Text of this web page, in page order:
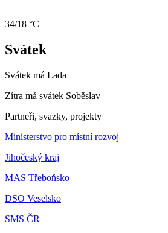
34/18 °C
Svátek
Svátek má Lada
Zítra má svátek Soběslav
Partneři, svazky, projekty
Ministerstvo pro místní rozvoj
Jihočeský kraj
MAS Třeboňsko
DSO Veselsko
SMS ČR